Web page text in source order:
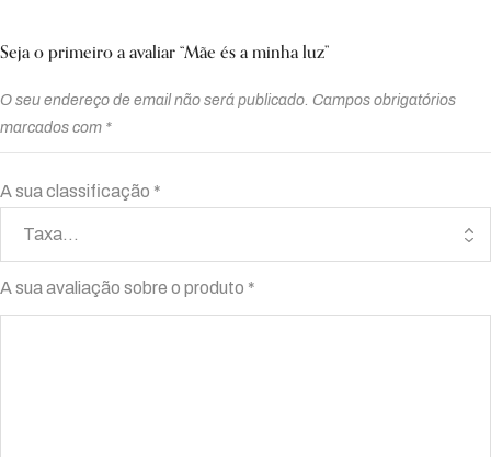
Seja o primeiro a avaliar “Mãe és a minha luz”
O seu endereço de email não será publicado. Campos obrigatórios
marcados com *
A sua classificação *
A sua avaliação sobre o produto *